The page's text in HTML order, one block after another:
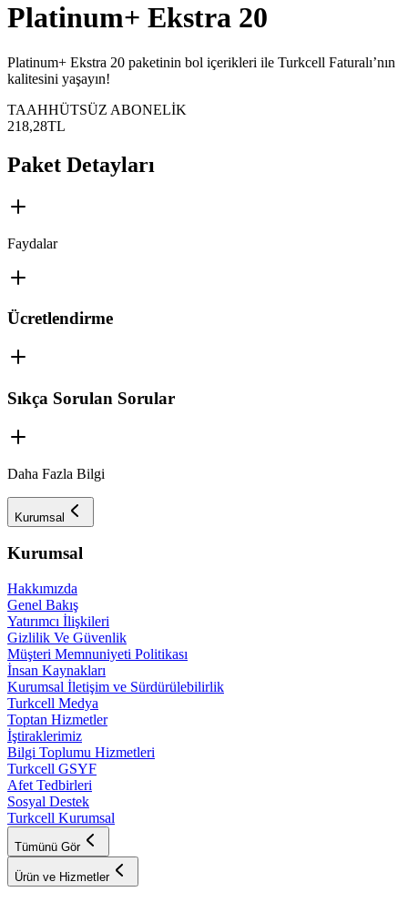
Platinum+ Ekstra 20
Platinum+ Ekstra 20 paketinin bol içerikleri ile Turkcell Faturalı’nın
kalitesini yaşayın!
TAAHHÜTSÜZ ABONELİK
218,28TL
Paket Detayları
Faydalar
Ücretlendirme
Sıkça Sorulan Sorular
Daha Fazla Bilgi
Kurumsal
Kurumsal
Hakkımızda
Genel Bakış
Yatırımcı İlişkileri
Gizlilik Ve Güvenlik
Müşteri Memnuniyeti Politikası
İnsan Kaynakları
Kurumsal İletişim ve Sürdürülebilirlik
Turkcell Medya
Toptan Hizmetler
İştiraklerimiz
Bilgi Toplumu Hizmetleri
Turkcell GSYF
Afet Tedbirleri
Sosyal Destek
Turkcell Kurumsal
Tümünü Gör
Ürün ve Hizmetler